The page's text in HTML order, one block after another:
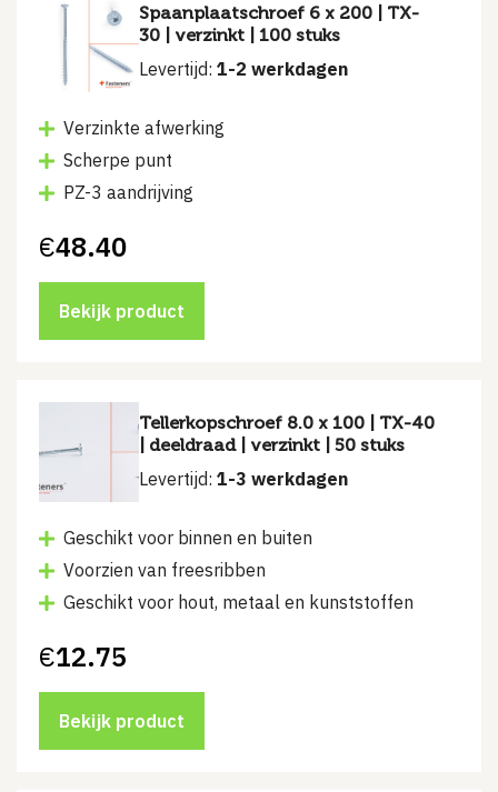
Spaanplaatschroef 6 x 200 | TX-
30 | verzinkt | 100 stuks
Levertijd: 1-2 werkdagen
Verzinkte afwerking
Scherpe punt
PZ-3 aandrijving
€48.40
Bekijk product
Tellerkopschroef 8.0 x 100 | TX-40
| deeldraad | verzinkt | 50 stuks
Levertijd: 1-3 werkdagen
Geschikt voor binnen en buiten
Voorzien van freesribben
Geschikt voor hout, metaal en kunststoffen
€12.75
Bekijk product